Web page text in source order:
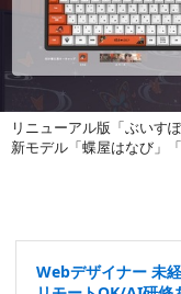
リニューアル版「ぶいす
新モデル「蝶屋はなび」
Webデザイナー 未